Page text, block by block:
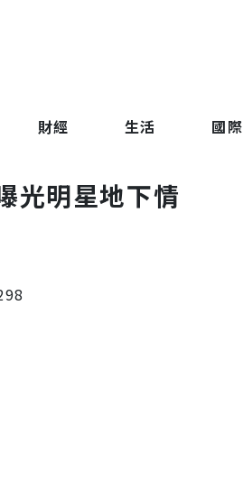
財經 生活 國際
光明星地下情